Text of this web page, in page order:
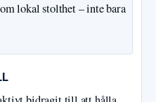
lokal stolthet – inte bara